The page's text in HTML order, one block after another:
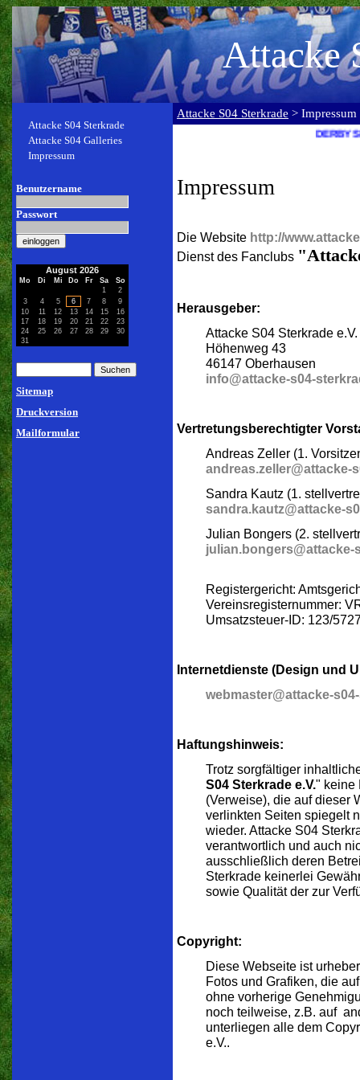
Attacke
Attacke S04 Sterkrade
Attacke S04 Galleries
Impressum
Benutzername
Passwort
August 2026
Mo Di Mi Do Fr Sa
So
1
2
3
4 5 6 7 8
9
10
11 12 13 14 15
16
17
18 19 20 21 22
23
24
25 26 27 28 29
30
31
Sitemap
Druckversion
Mailformular
Attacke S04 Sterkrade > Impressum
DERBYSIEGER
Impressum
Die Website http://
Dienst des Fanclubs
Herausgeber:
Attacke S04 Sterkrade e.V.
Höhenweg 43
46147 Oberhausen
info@attacke-s04-
Vertretungsberechtigter
Andreas Zeller (1.
andreas.zeller@attacke-
Sandra Kautz (1.
sandra.kautz@attacke-
Julian Bongers (2.
julian.bongers@attacke-
Registergericht:
Vereinsregisternummer:
Umsatzsteuer-ID: 123/
Internetdienste (Design und
webmaster@attacke-
Haftungshinweis:
Trotz sorgfältiger
S04 Sterkrade e.V." keine
(Verweise), die auf dieser
verlinkten Seiten spiegelt
wieder. Attacke S04
verantwortlich und auch
ausschließlich deren
Sterkrade keinerlei
sowie Qualität der zur
Copyright:
Diese Webseite ist
Fotos und Grafiken, die
ohne vorherige
noch teilweise, z.B. auf
unterliegen alle dem
e.V..